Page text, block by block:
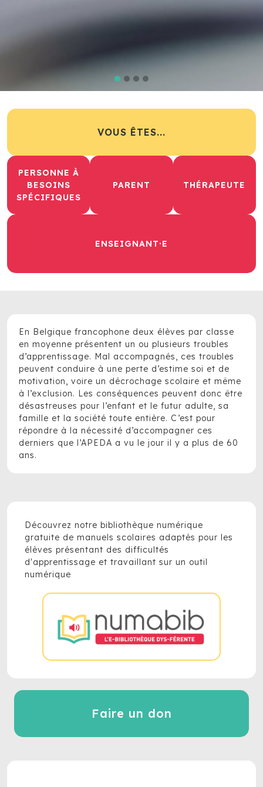
VOUS ÊTES...
PERSONNE À
BESOINS
SPÉCIFIQUES
PARENT THÉRAPEUTE
ENSEIGNANT·E
En Belgique francophone deux élèves par classe
en moyenne présentent un ou plusieurs troubles
d’apprentissage. Mal accompagnés, ces troubles
peuvent conduire à une perte d’estime soi et de
motivation, voire un décrochage scolaire et même
à l’exclusion. Les conséquences peuvent donc être
désastreuses pour l’enfant et le futur adulte, sa
famille et la société toute entière. C’est pour
répondre à la nécessité d’accompagner ces
derniers que l’APEDA a vu le jour il y a plus de 60
ans.
Découvrez notre bibliothèque numérique
gratuite de manuels scolaires adaptés pour les
élèves présentant des difficultés
d'apprentissage et travaillant sur un outil
numérique
Faire un don